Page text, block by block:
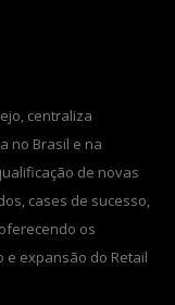
centraliza
no Brasil e na
de novas
cases de sucesso,
os
expansão do Retail